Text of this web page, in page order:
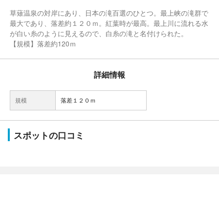
草薙温泉の対岸にあり、日本の滝百選のひとつ。最上峡の滝群で
最大であり、落差約１２０ｍ。紅葉時が最高。最上川に流れる水
が白い糸のように見えるので、白糸の滝と名付けられた。
【規模】落差約120ｍ
詳細情報
規模 落差１２０ｍ
スポットの口コミ